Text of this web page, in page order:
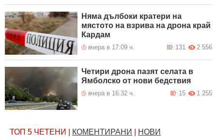
Няма дълбоки кратери на
мястото на взрива на дрона край
Кардам
вчера в 17:09 ч. 2 556
131
Четири дрона пазят селата в
Ямболско от нови бедствия
вчера в 16:32 ч. 1 255
15
ТОП 5 ЧЕТЕНИ КОМЕНТИРАНИ НОВИ